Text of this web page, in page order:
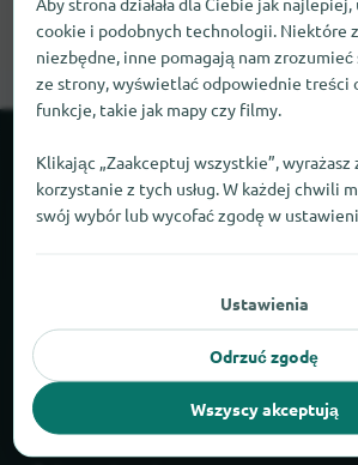
O locabee
Prawne
Nadruk
cookie i podobnych technologii. Niektóre
niezbędne, inne pomagają nam
ze strony, wyświetlać odpowiednie treści
funkcje, takie jak mapy czy filmy.
Klikając „Zaakceptuj wszystkie”, wyrażasz
korzystanie z tych usług. W każdej chwili
swój wybór lub wycofać zgodę w
Ustawienia
Odrzuć zgodę
Wszyscy akceptują